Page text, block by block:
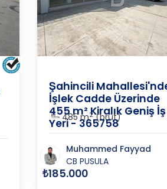
Şahincili
İşlek Cadde Üzerinde
455 m² Kiralık Geniş İş
Yeri - 365758
485 m2(brüt)
Muhammed Fayyad
CB PUSULA
₺185.000